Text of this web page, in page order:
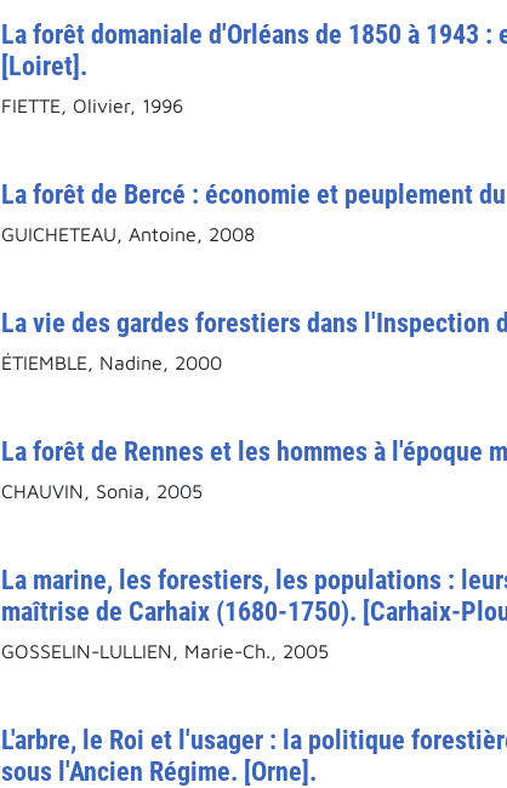
La forêt domaniale d'Orléans de 1850 à 1943
[Loiret].
FIETTE, Olivier, 1996
La forêt de Bercé : économie et peuplement
GUICHETEAU, Antoine, 2008
La vie des gardes forestiers dans l'Inspection
ÉTIEMBLE, Nadine, 2000
La forêt de Rennes et les hommes à
CHAUVIN, Sonia, 2005
La marine, les forestiers, les populations :
maîtrise de Carhaix (1680-1750). [Carhaix-
GOSSELIN-LULLIEN, Marie-Ch., 2005
L'arbre, le Roi et l'usager : la politique
sous l'Ancien Régime. [Orne].